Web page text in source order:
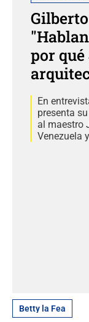
por
En
presenta
al maestro
Venezuela
Betty la Fea